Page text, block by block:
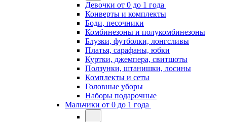
Девочки от 0 до 1 года
Конверты и комплекты
Боди, песочники
Комбинезоны и полукомбинезоны
Блузки, футболки, лонгсливы
Платья, сарафаны, юбки
Куртки, джемпера, свитшоты
Ползунки, штанишки, лосины
Комплекты и сеты
Головные уборы
Наборы подарочные
Мальчики от 0 до 1 года